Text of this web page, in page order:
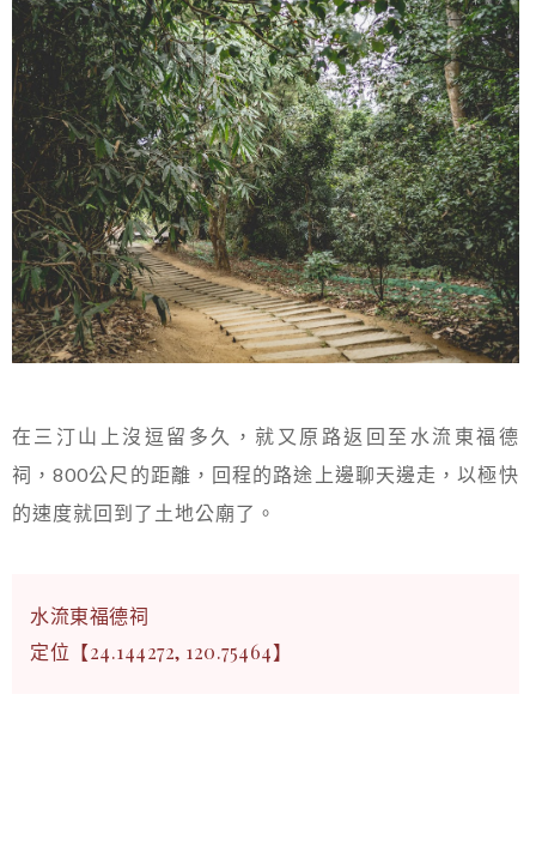
在三汀山上沒逗留多久，就又原路返回至水流東福德
祠，800公尺的距離，回程的路途上邊聊天邊走，以極快
的速度就回到了土地公廟了。
水流東福德祠
定位【24.144272, 120.75464】